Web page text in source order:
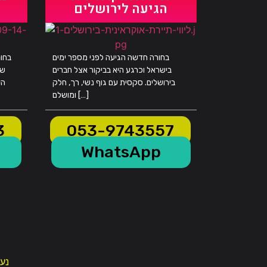
הגיעה לירושלים
בחורה חדשה הגיעה לפני מספר ימים
בישראל וכרגע היא בביקור אצל חברים
בירושלים. סקסית עם גוף נשי, רך, חלק
ומושלם […]
053-9743557
WhatsApp